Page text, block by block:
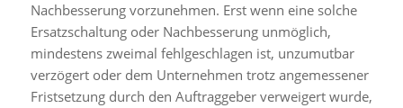
Nachbesserung vorzunehmen. Erst wenn eine solche
Ersatzschaltung oder Nachbesserung unmöglich,
mindestens zweimal fehlgeschlagen ist, unzumutbar
verzögert oder dem Unternehmen trotz angemessener
Fristsetzung durch den Auftraggeber verweigert wurde,